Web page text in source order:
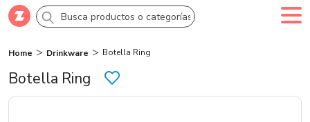
Comprar Crea tu cuenta
Categorías
Botella Ring
Home Drinkware Botella Ring